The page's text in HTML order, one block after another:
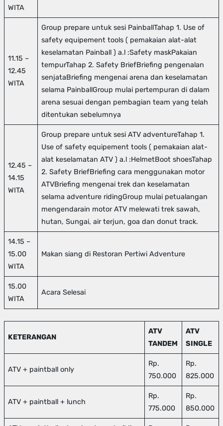
WITA
11.15 –
12.45
WITA
Group prepare untuk sesi PainballTahap 1. Use of
safety equipement tools ( pemakaian alat-alat
keselamatan Painball ) a.l :Safety maskPakaian
tempurTahap 2. Safety BriefBriefing pengenalan
senjataBriefing mengenai arena dan keselamatan
selama PainballGroup mulai pertempuran di dalam
arena sesuai dengan pembagian team yang telah
ditentukan sebelumnya
12.45 –
14.15
WITA
Group prepare untuk sesi ATV adventureTahap 1.
Use of safety equipement tools ( pemakaian alat-
alat keselamatan ATV ) a.l :HelmetBoot shoesTahap
2. Safety BriefBriefing cara menggunakan motor
ATVBriefing mengenai trek dan keselamatan
selama adventure ridingGroup mulai petualangan
mengendarain motor ATV melewati trek sawah,
hutan, Sungai, air terjun, goa dan donut track.
14.15 –
15.00
WITA
Makan siang di Restoran Pertiwi Adventure
15.00
WITA
Acara Selesai
KETERANGAN
ATV
TANDEM
ATV
SINGLE
ATV + paintball only
Rp.
750.000
Rp.
825.000
ATV + paintball + lunch
Rp.
775.000
Rp.
850.000